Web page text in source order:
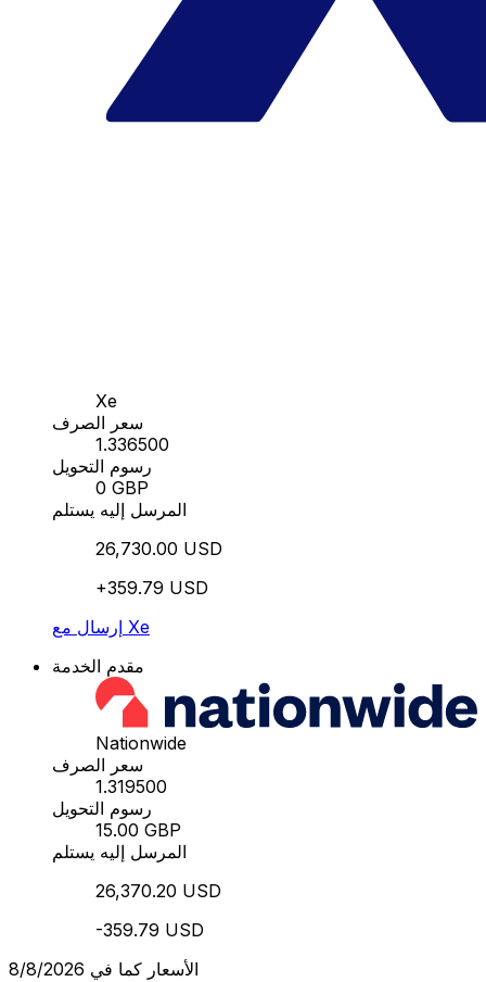
Xe
سعر الصرف
1.336500
رسوم التحويل
0 GBP
المرسل إليه يستلم
26,730.00 USD
+359.79 USD
إرسال مع Xe
مقدم الخدمة
Nationwide
سعر الصرف
1.319500
رسوم التحويل
15.00 GBP
المرسل إليه يستلم
26,370.20 USD
-359.79 USD
الأسعار كما في 8/8/2026